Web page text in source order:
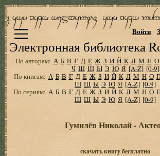
Электронная библиотека
Войти
По авторам: А Б В Г Д Е Ж З И Й К Л М Н О
Ч Ш Щ Ы Э Ю Я [A-Z] [0-9]
По книгам: А Б В Г Д Е Ж З И Й К Л М Н О
Ш Щ Ы Э Ю Я [A-Z] [0-9]
По сериям: А Б В Г Д Е Ж З И Й К Л М Н О
Ш Щ Ы Э Ю Я [A-Z] [0-9]
Гумилёв Николай -
скачать книгу бесплатно